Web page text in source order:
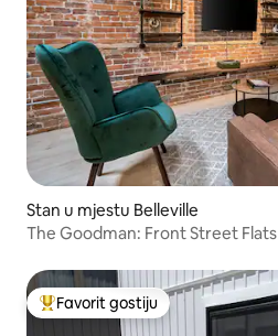
Stan u mjestu Belleville
The Goodman: Front Street Flats
Glavni favorit gostiju
Favorit gostiju